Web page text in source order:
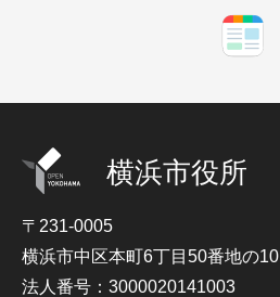
横浜市役所
〒231-0005
横浜市中区本町6丁目50番地の10
法人番号：3000020141003